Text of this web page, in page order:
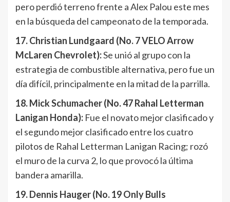
pero perdió terreno frente a Alex Palou este mes
en la búsqueda del campeonato de la temporada.
17. Christian Lundgaard (No. 7 VELO Arrow
McLaren Chevrolet):Se unió al grupo con la
estrategia de combustible alternativa, pero fue un
día difícil, principalmente en la mitad de la parrilla.
18. Mick Schumacher (No. 47 Rahal Letterman
Lanigan Honda): Fue el novato mejor clasificado y
el segundo mejor clasificado entre los cuatro
pilotos de Rahal Letterman Lanigan Racing; rozó
el muro de la curva 2, lo que provocó la última
bandera amarilla.
19. Dennis Hauger (No. 19 Only Bulls